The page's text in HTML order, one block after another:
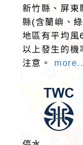
新竹縣、屏東
縣(含蘭嶼、
地區有平均風
以上發生的機
注意。